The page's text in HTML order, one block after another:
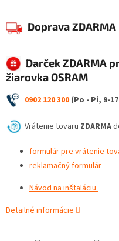
Doprava
Darček ZDARMA
žiarovka OSRAM
0902 120 300 (Po - Pi, 9-
Vrátenie tovaru ZDARMA
formulár pre vrátenie
reklamačný formulár
Návod na inštaláciu
Detailné informácie